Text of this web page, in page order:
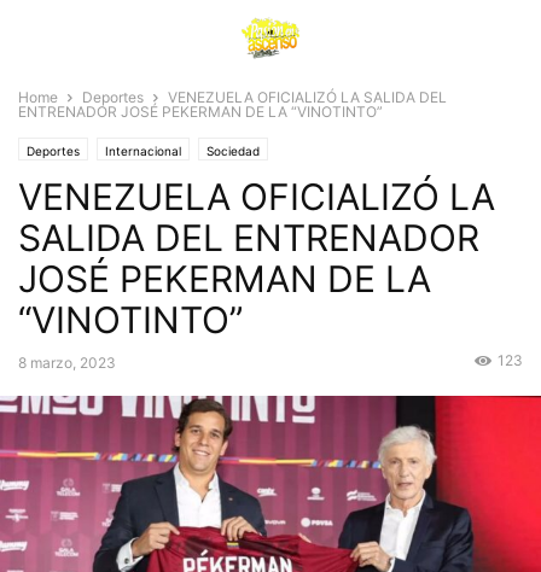
Home Deportes
VENEZUELA OFICIALIZÓ LA SALIDA DEL
ENTRENADOR JOSÉ PEKERMAN DE LA “VINOTINTO”
Deportes Internacional Sociedad
VENEZUELA OFICIALIZÓ LA
SALIDA DEL ENTRENADOR
JOSÉ PEKERMAN DE LA
“VINOTINTO”
8 marzo, 2023 123